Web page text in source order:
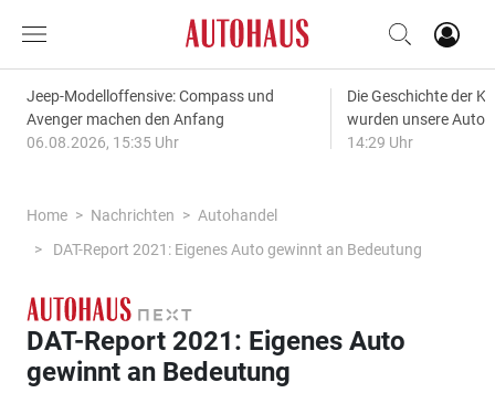
Jeep-Modelloffensive: Compass und
Avenger machen den Anfang
06.08.2026, 15:35 Uhr
Die Geschichte der
wurden unsere
14:29 Uhr
Home Nachrichten
Autohandel
DAT-Report 2021: Eigenes Auto gewinnt an Bedeutung
DAT-Report 2021: Eigenes Auto
gewinnt an Bedeutung